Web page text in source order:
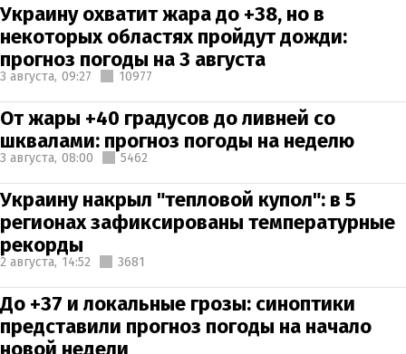
Украину охватит жара до +38, но в
некоторых областях пройдут дожди:
прогноз погоды на 3 августа
3 августа, 09:27 10977
От жары +40 градусов до ливней со
шквалами: прогноз погоды на неделю
3 августа, 08:00 5462
Украину накрыл "тепловой купол": в 5
регионах зафиксированы температурные
рекорды
2 августа, 14:52 3681
До +37 и локальные грозы: синоптики
представили прогноз погоды на начало
новой недели